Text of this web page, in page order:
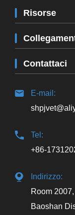
Risorse
Contattaci
E-mail:
Tel:
+86-
Indirizzo:
Room
Baoshan